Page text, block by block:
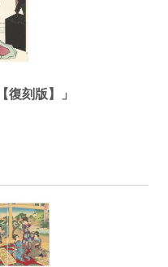
復刻版】」